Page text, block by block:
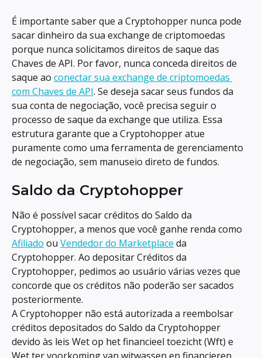
É importante saber que a Cryptohopper nunca pode
sacar dinheiro da sua exchange de criptomoedas
porque nunca solicitamos direitos de saque das
Chaves de API. Por favor, nunca conceda direitos de
saque ao conectar sua exchange de criptomoedas
com Chaves de API. Se deseja sacar seus fundos da
sua conta de negociação, você precisa seguir o
processo de saque da exchange que utiliza. Essa
estrutura garante que a Cryptohopper atue
puramente como uma ferramenta de gerenciamento
de negociação, sem manuseio direto de fundos.
Saldo da Cryptohopper
Não é possível sacar créditos do Saldo da
Cryptohopper, a menos que você ganhe renda como
Afiliado ou Vendedor do Marketplace da
Cryptohopper. Ao depositar Créditos da
Cryptohopper, pedimos ao usuário várias vezes que
concorde que os créditos não poderão ser sacados
posteriormente.
A Cryptohopper não está autorizada a reembolsar
créditos depositados do Saldo da Cryptohopper
devido às leis Wet op het financieel toezicht (Wft) e